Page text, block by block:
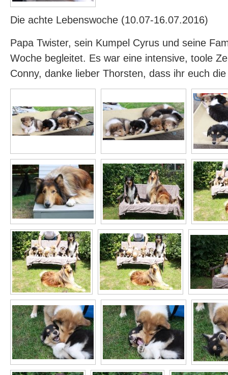
Die achte Lebenswoche (10.07-16.07.2016)
Papa Twister, sein Kumpel Cyrus und seine
Woche begleitet. Es war eine intensive, toole
Conny, danke lieber Thorsten, dass ihr euch